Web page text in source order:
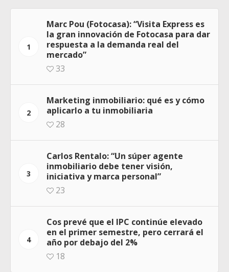
1
Marc Pou (Fotocasa): “Visita Express es
la gran innovación de Fotocasa para dar
respuesta a la demanda real del
mercado”
33
2
Marketing inmobiliario: qué es y cómo
aplicarlo a tu inmobiliaria
28
3
Carlos Rentalo: “Un súper agente
inmobiliario debe tener visión,
iniciativa y marca personal”
23
4
Cos prevé que el IPC continúe elevado
en el primer semestre, pero cerrará el
año por debajo del 2%
18